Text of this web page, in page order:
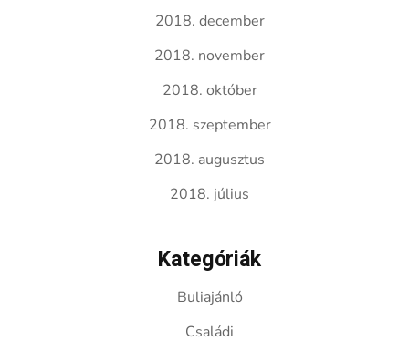
2018. december
2018. november
2018. október
2018. szeptember
2018. augusztus
2018. július
Kategóriák
Buliajánló
Családi